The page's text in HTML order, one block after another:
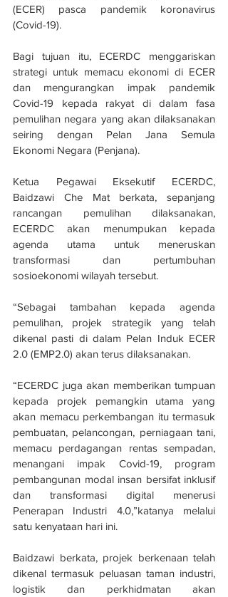
(ECER) pasca pandemik koronavirus
(Covid-19).
Bagi tujuan itu, ECERDC menggariskan
strategi untuk memacu ekonomi di ECER
dan mengurangkan impak pandemik
Covid-19 kepada rakyat di dalam fasa
pemulihan negara yang akan dilaksanakan
seiring dengan Pelan Jana Semula
Ekonomi Negara (Penjana).
Ketua Pegawai Eksekutif ECERDC,
Baidzawi Che Mat berkata, sepanjang
rancangan pemulihan dilaksanakan,
ECERDC akan menumpukan kepada
agenda utama untuk meneruskan
transformasi dan pertumbuhan
sosioekonomi wilayah tersebut.
“Sebagai tambahan kepada agenda
pemulihan, projek strategik yang telah
dikenal pasti di dalam Pelan Induk ECER
2.0 (EMP2.0) akan terus dilaksanakan.
“ECERDC juga akan memberikan tumpuan
kepada projek pemangkin utama yang
akan memacu perkembangan itu termasuk
pembuatan, pelancongan, perniagaan tani,
memacu perdagangan rentas sempadan,
menangani impak Covid-19, program
pembangunan modal insan bersifat inklusif
dan transformasi digital menerusi
Penerapan Industri 4.0,”katanya melalui
satu kenyataan hari ini.
Baidzawi berkata, projek berkenaan telah
dikenal termasuk peluasan taman industri,
logistik dan perkhidmatan akan